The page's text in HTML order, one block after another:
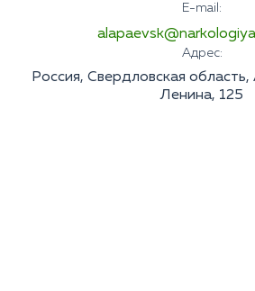
E-mail:
Адрес:
Россия, Свердловская область,
Ленина, 125